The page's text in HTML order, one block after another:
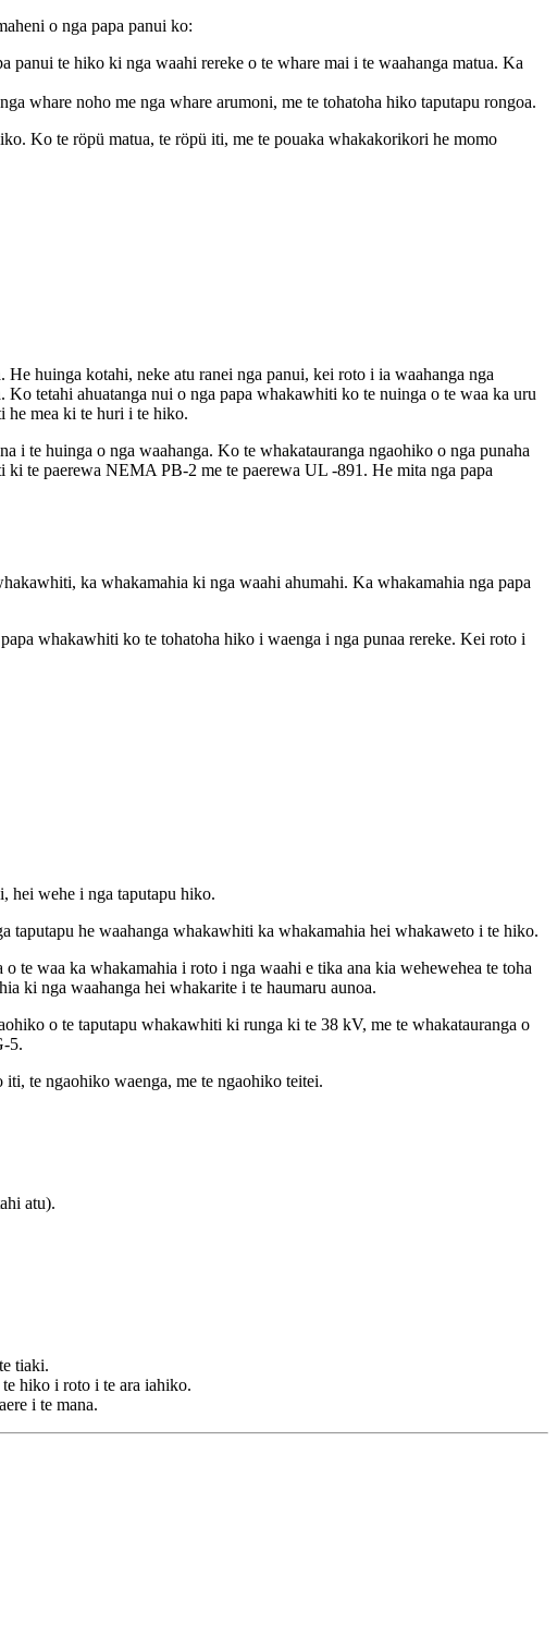
o nga papa panui ko:
te hiko ki nga waahi rereke o te whare mai i te waahanga matua. Ka
whare noho me nga whare arumoni, me te tohatoha hiko taputapu rongoa.
Ko te röpü matua, te röpü iti, me te pouaka whakakorikori he momo
huinga kotahi, neke atu ranei nga panui, kei roto i ia waahanga nga
tetahi ahuatanga nui o nga papa whakawhiti ko te nuinga o te waa ka uru
he mea ki te huri i te hiko.
i te huinga o nga waahanga. Ko te whakatauranga ngaohiko o nga punaha
te paerewa NEMA PB-2 me te paerewa UL -891. He mita nga papa
ka whakamahia ki nga waahi ahumahi. Ka whakamahia nga papa
whakawhiti ko te tohatoha hiko i waenga i nga punaa rereke. Kei roto i
hei wehe i nga taputapu hiko.
taputapu he waahanga whakawhiti ka whakamahia hei whakaweto i te hiko.
te waa ka whakamahia i roto i nga waahi e tika ana kia wehewehea te toha
ki nga waahanga hei whakarite i te haumaru aunoa.
o te taputapu whakawhiti ki runga ki te 38 kV, me te whakatauranga o
5.
te ngaohiko waenga, me te ngaohiko teitei.
atu).
tiaki.
hiko i roto i te ara iahiko.
i te mana.